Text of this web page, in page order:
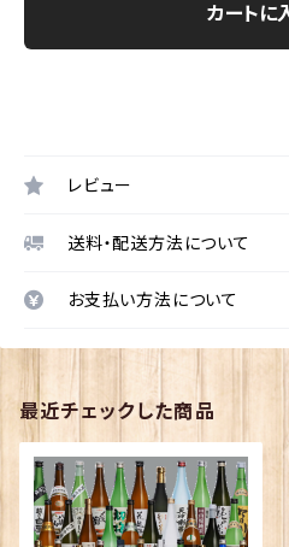
カートに
レビュー
送料・配送方法について
お支払い方法について
最近チェックした商品